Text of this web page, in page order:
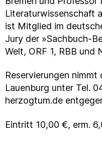
Literaturwissenschaft
ist Mitglied im
Jury der »Sachbuch-
Welt, ORF 1, RBB und
Reservierungen
Lauenburg unter Tel.
herzogtum.de
Eintritt 10,00 €, erm.